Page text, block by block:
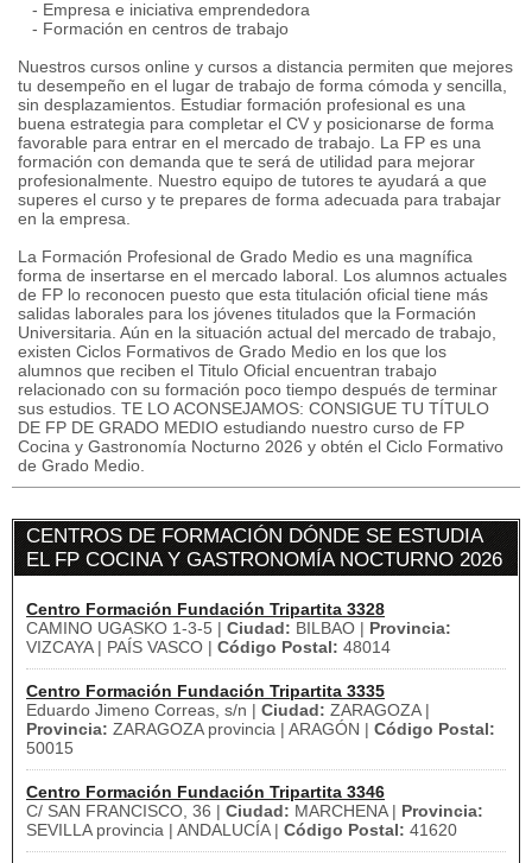
- Empresa e iniciativa emprendedora
- Formación en centros de trabajo
Nuestros cursos online y cursos a distancia permiten que mejores
tu desempeño en el lugar de trabajo de forma cómoda y sencilla,
sin desplazamientos. Estudiar formación profesional es una
buena estrategia para completar el CV y posicionarse de forma
favorable para entrar en el mercado de trabajo. La FP es una
formación con demanda que te será de utilidad para mejorar
profesionalmente. Nuestro equipo de tutores te ayudará a que
superes el curso y te prepares de forma adecuada para trabajar
en la empresa.
La Formación Profesional de Grado Medio es una magnífica
forma de insertarse en el mercado laboral. Los alumnos actuales
de FP lo reconocen puesto que esta titulación oficial tiene más
salidas laborales para los jóvenes titulados que la Formación
Universitaria. Aún en la situación actual del mercado de trabajo,
existen Ciclos Formativos de Grado Medio en los que los
alumnos que reciben el Titulo Oficial encuentran trabajo
relacionado con su formación poco tiempo después de terminar
sus estudios. TE LO ACONSEJAMOS: CONSIGUE TU TÍTULO
DE FP DE GRADO MEDIO estudiando nuestro curso de FP
Cocina y Gastronomía Nocturno 2026 y obtén el Ciclo Formativo
de Grado Medio.
CENTROS DE FORMACIÓN DÓNDE SE ESTUDIA
EL FP COCINA Y GASTRONOMÍA NOCTURNO 2026
Centro Formación Fundación Tripartita 3328
CAMINO UGASKO 1-3-5 | Ciudad: BILBAO | Provincia:
VIZCAYA | PAÍS VASCO | Código Postal: 48014
Centro Formación Fundación Tripartita 3335
Eduardo Jimeno Correas, s/n | Ciudad: ZARAGOZA |
Provincia: ZARAGOZA provincia | ARAGÓN | Código Postal:
50015
Centro Formación Fundación Tripartita 3346
C/ SAN FRANCISCO, 36 | Ciudad: MARCHENA | Provincia:
SEVILLA provincia | ANDALUCÍA | Código Postal: 41620